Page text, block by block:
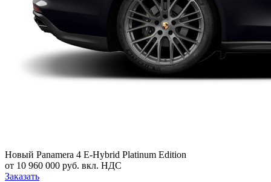
Новый Panamera 4 E-Hybrid Platinum Edition
от 10 960 000 руб. вкл. НДС
Заказать